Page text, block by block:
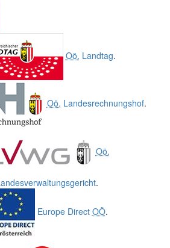
Oö. Landtag.
Oö. Landesrechnungshof.
Oö.
.
Europe Direct OÖ.